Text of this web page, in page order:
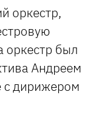
оркестр,
оркестр был
Андреем
с дирижером